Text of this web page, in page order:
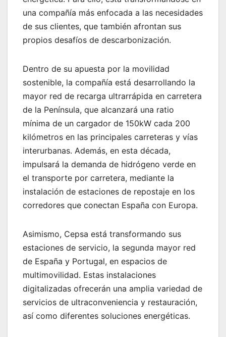
una compañía más enfocada a las necesidades
de sus clientes, que también afrontan sus
propios desafíos de descarbonización.
Dentro de su apuesta por la movilidad
sostenible, la compañía está desarrollando la
mayor red de recarga ultrarrápida en carretera
de la Península, que alcanzará una ratio
mínima de un cargador de 150kW cada 200
kilómetros en las principales carreteras y vías
interurbanas. Además, en esta década,
impulsará la demanda de hidrógeno verde en
el transporte por carretera, mediante la
instalación de estaciones de repostaje en los
corredores que conectan España con Europa.
Asimismo, Cepsa está transformando sus
estaciones de servicio, la segunda mayor red
de España y Portugal, en espacios de
multimovilidad. Estas instalaciones
digitalizadas ofrecerán una amplia variedad de
servicios de ultraconveniencia y restauración,
así como diferentes soluciones energéticas.